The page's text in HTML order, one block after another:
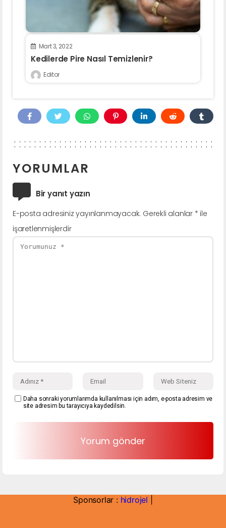
Mart 3, 2022
Kedilerde Pire Nasıl Temizlenir?
Editor
YORUMLAR
Bir yanıt yazın
E-posta adresiniz yayınlanmayacak. Gerekli alanlar * ile
işaretlenmişlerdir
Daha sonraki yorumlarımda kullanılması için adım, e-posta adresim ve
site adresim bu tarayıcıya kaydedilsin.
Sponsorlar : hidrojel